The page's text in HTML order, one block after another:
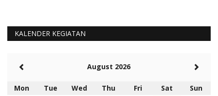
KALENDER KEGIATAN
August 2026
Mon Tue Wed Thu Fri Sat
Sun